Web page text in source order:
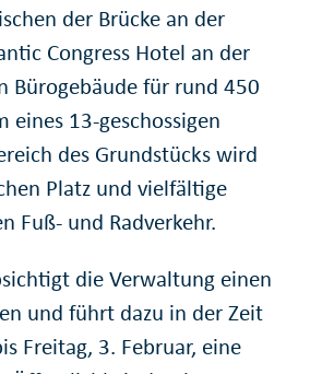
der Brücke an der
Congress Hotel an der
Bürogebäude für rund 450
13-geschossigen
des Grundstücks wird
Platz und vielfältige
Fuß- und Radverkehr.
die Verwaltung einen
und führt dazu in der Zeit
Freitag, 3. Februar, eine